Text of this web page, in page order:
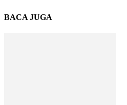
BACA JUGA